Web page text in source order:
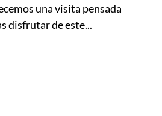
una visita pensada
disfrutar de este...